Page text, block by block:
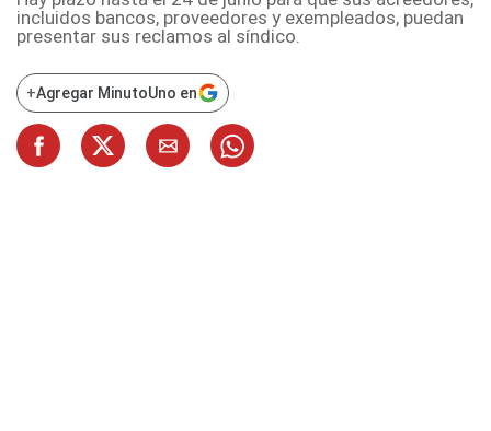
incluidos bancos, proveedores y exempleados, puedan
presentar sus reclamos al síndico.
+Agregar MinutoUno en